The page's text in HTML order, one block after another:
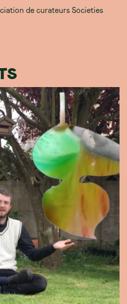
de curateurs Societies